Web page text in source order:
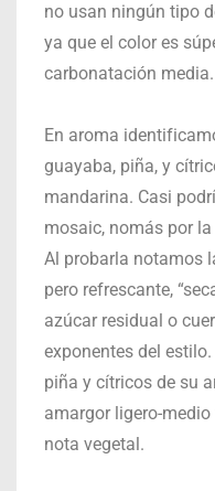
no usan ningún tipo
ya que el color es
carbonatación media.
En aroma
guayaba, piña, y
mandarina. Casi
mosaic, nomás por
Al probarla notamos
pero refrescante,
azúcar residual o
exponentes del
piña y cítricos de su
amargor ligero-
nota vegetal.